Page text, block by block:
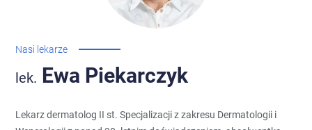
Nasi lekarze
lek. Ewa Piekarczyk
Lekarz dermatolog II st. Specjalizacji z zakresu Dermatologii i